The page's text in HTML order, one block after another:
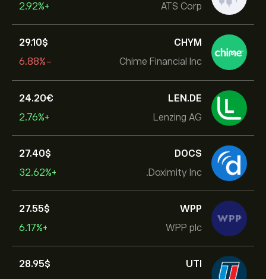
ATS Corp
+2.92%
CHYM
Chime Financial Inc
29.10‎$‎
-6.88%
LEN.DE
Lenzing AG
24.20‎€‎
+2.76%
DOCS
Doximity Inc.
27.40‎$‎
+32.62%
WPP
WPP plc
27.55‎$‎
+6.17%
UTI
28.95‎$‎